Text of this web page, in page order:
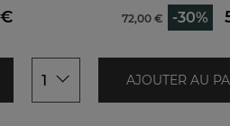
72,00 € -30%
1 AJOUTER AU